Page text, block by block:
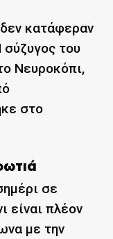
κατάφεραν
του
Νευροκόπι,
στο
σε
είναι πλέον
με την